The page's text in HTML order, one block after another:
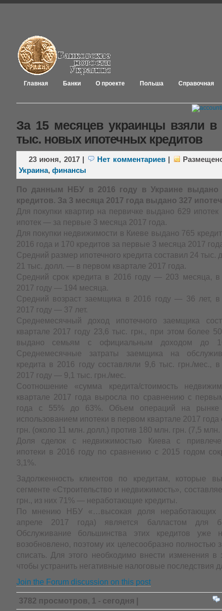
Главная Банки О проекте Польша Справочная
За 15 месяцев украинцы взяли в
тыс. новых ипотечных кредитов
23 июня, 2017| Нет комментариев |
Украина, финансы
По данным НБУ в 2016 году в Украине выдано
кредитов. За 3 месяца 2017 года выдано 327
Для покупки квартир на первичке выдано 629
ипотек — за первые 3 месяца 2017 года.
Для покупки недвижимости в Киеве выдано 765
2016 года и 170 кредитов за первые 3 месяца 2017
Средний размер ипотечного кредита составил 24 тыс.
21 тыс. долл. — в первом квартале 2017 года.
Средний срок кредита в 2016 году — 203 месяца, в
2017 году — 194 месяца.
Средний возраст заемщика в 2016 году — 36 лет, в
2017 году — 37 лет.
Среднемесячный доход ипотечного заемщика
квартале 2017 году 23,6 тыс. грн., при этом более
выдано семьям с официальным доходом до
Среднемесячные затраты заемщика на
кредита в 2016 году составляли 9,6 тыс. грн./мес.,
2017 году — 9,1 тыс. грн./мес.
Соотношение «сумма кредита/стоимость
квартале 2017 года выросла по сравнению с
года с 55% до 63%. Объем операций на рынке
использованием ипотеки в первом квартале 2017
грн. (около 11 млн. долл.) против 180 млн. грн. (7,5 млн.
Доля сделок с недвижимостью Киева с
ипотеки в 2016 году по сравнению с 2015 годом
3,1%.
Задолженность клиентов по кредитам, которые
сегменте «Строительство и недвижимость»,
грн., из них 71% — неработающие кредиты.
По мнению НБУ «…высокая доля неработающих
апреле 2017 года) является балластом для
Обслуживание большинства этих кредитов уже
возобновлено, поэтому их целесообразно полностью
списать. Для этого необходимо внести изменения в
чтобы устранить негативные налоговые последствия
Join the Forum discussion on this post
3782 просмотров, 1 - сегодня |